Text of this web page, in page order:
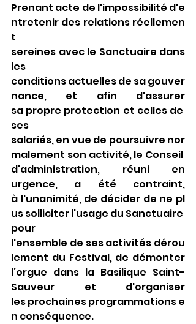
Prenant acte de l'impossibilité d'e
ntretenir des relations réellemen
t
sereines avec le Sanctuaire dans
les
conditions actuelles de sa gouver
nance, et afin d'assurer
sa propre protection et celles de
ses
salariés, en vue de poursuivre nor
malement son activité, le Conseil
d'administration, réuni en
urgence, a été contraint,
à l'unanimité, de décider de ne pl
us solliciter l'usage du Sanctuaire
pour
l'ensemble de ses activités dérou
lement du Festival, de démonter
l’orgue dans la Basilique Saint-
Sauveur et d'organiser
les prochaines programmations e
n conséquence.